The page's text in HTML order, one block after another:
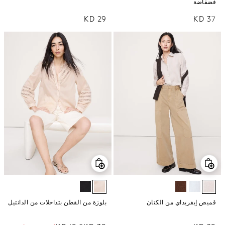
فضفاضة
السعر العادي
37 KD السعر العادي
29 KD
قميص إيفريداي من الكتان بلوزة من القطن بتداخلات من الدانتيل